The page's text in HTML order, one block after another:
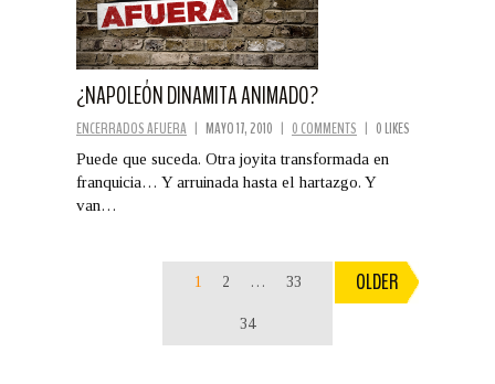
¿NAPOLEÓN DINAMITA ANIMADO?
ENCERRADOS AFUERA | MAYO 17, 2010 | 0 COMMENTS | 0 LIKES
Puede que suceda. Otra joyita transformada en
franquicia… Y arruinada hasta el hartazgo. Y
van…
1 2 … 33
34
OLDER